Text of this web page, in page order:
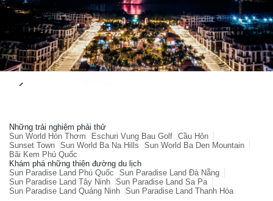
Những trải nghiệm phải thử
Sun World Hòn Thơm
Eschuri Vung Bau Golf Cầu Hôn
Sunset Town Sun World Ba Na Hills
Sun World Ba Den Mountain
Bãi Kem Phú Quốc
Khám phá những thiên đường du lịch
Sun Paradise Land Phú Quốc
Sun Paradise Land Đà Nẵng
Sun Paradise Land Tây Ninh Sun Paradise Land Sa Pa
Sun Paradise Land Quảng Ninh Sun Paradise Land Thanh Hóa